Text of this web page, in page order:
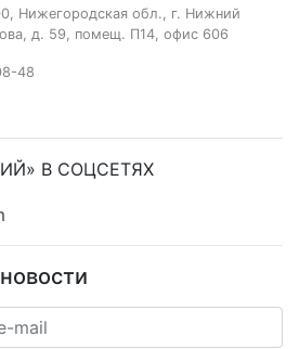
Нижегородская обл., г. Нижний
д. 59, помещ. П14, офис 606
48
В СОЦСЕТЯХ